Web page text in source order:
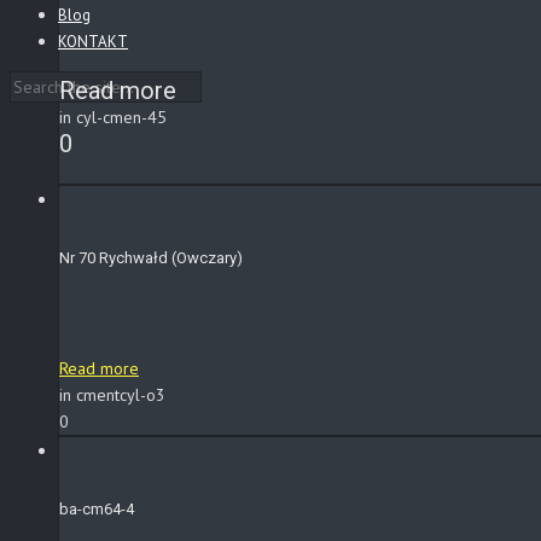
Blog
KONTAKT
Read more
in cyl-cmen-45
0
Nr 70 Rychwałd (Owczary)
Read more
in cmentcyl-o3
0
ba-cm64-4